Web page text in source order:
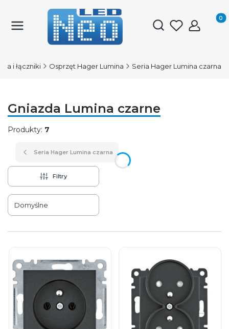
Otwórz
i łączniki Osprzęt Hager Lumina Seria Hager Lumina czarna
Gniazda Lumina czarne
Produkty: 7
Seria Hager Lumina czarna
Filtry
Lista produktów
Domyślne